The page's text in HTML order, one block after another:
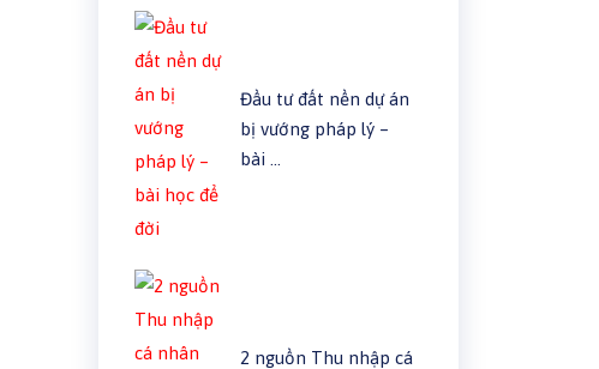
Đầu tư đất nền dự án
bị vướng pháp lý –
bài …
2 nguồn Thu nhập cá